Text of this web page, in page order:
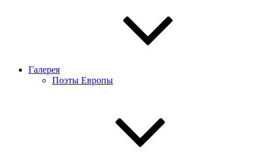
Галерея
Поэты Европы